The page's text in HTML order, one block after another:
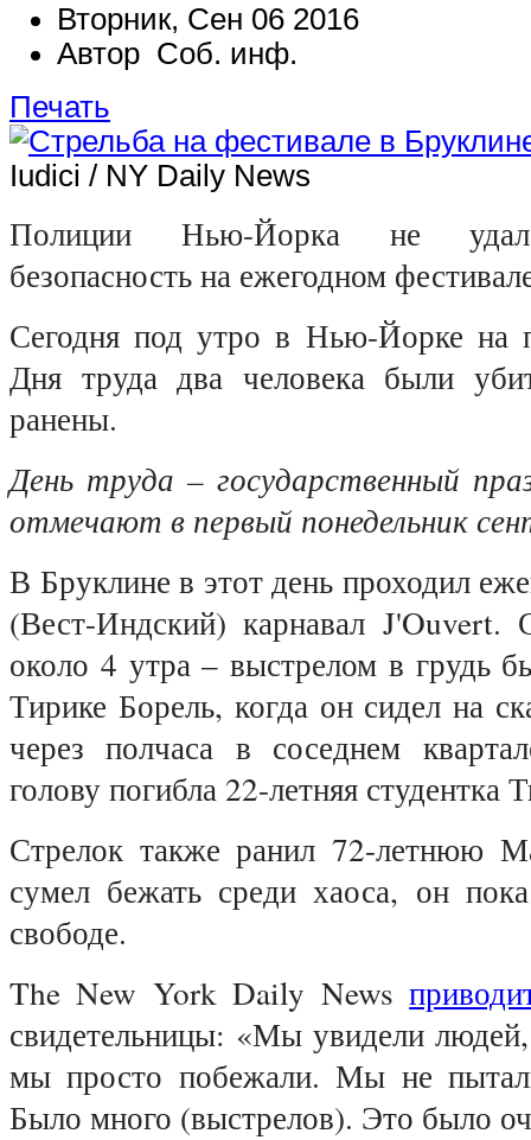
Вторник, Сен 06 2016
Автор Соб. инф.
Печать
Iudici / NY Daily News
Полиции Нью-Йорка не
безопасность на ежегодном
Сегодня под утро в Нью-Йорке на
Дня труда два человека были
ранены.
День труда – государственный
отмечают в первый понедельник
В Бруклине в этот день проходил
(Вест-Индский) карнавал J'Ouvert.
около 4 утра – выстрелом в грудь
Тирике Борель, когда он сидел на
через полчаса в соседнем
голову погибла 22-летняя студентка
Стрелок также ранил 72-летнюю
сумел бежать среди хаоса, он
свободе.
The New York Daily News
свидетельницы: «Мы увидели
мы просто побежали. Мы не
Было много (выстрелов). Это было